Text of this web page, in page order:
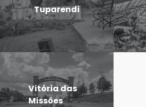
Tuparendi
Vitória das
Missões